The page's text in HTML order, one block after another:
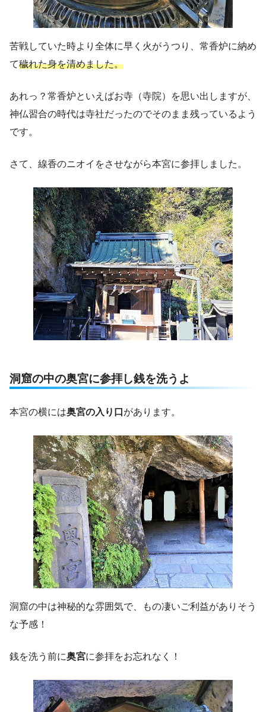
苦戦していた時より全体に早く火がうつり、常香炉に納め
て穢れた身を清めました。
あれっ？常香炉といえばお寺（寺院）を思い出しますが、
神仏習合の時代は寺社だったのでそのまま残っているよう
です。
さて、線香のニオイをさせながら本宮に参拝しました。
洞窟の中の奥宮に参拝し銭を洗うよ
本宮の横には奥宮の入り口 があります。
洞窟の中は神秘的な雰囲気で、もの凄いご利益がありそう
な予感！
銭を洗う前に奥宮に参拝をお忘れなく！